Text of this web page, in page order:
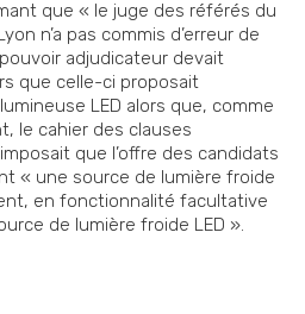
que « le juge des référés du
n’a pas commis d’erreur de
adjudicateur devait
que celle-ci proposait
LED alors que, comme
le cahier des clauses
que l’offre des candidats
« une source de lumière froide
en fonctionnalité facultative
de lumière froide LED ».